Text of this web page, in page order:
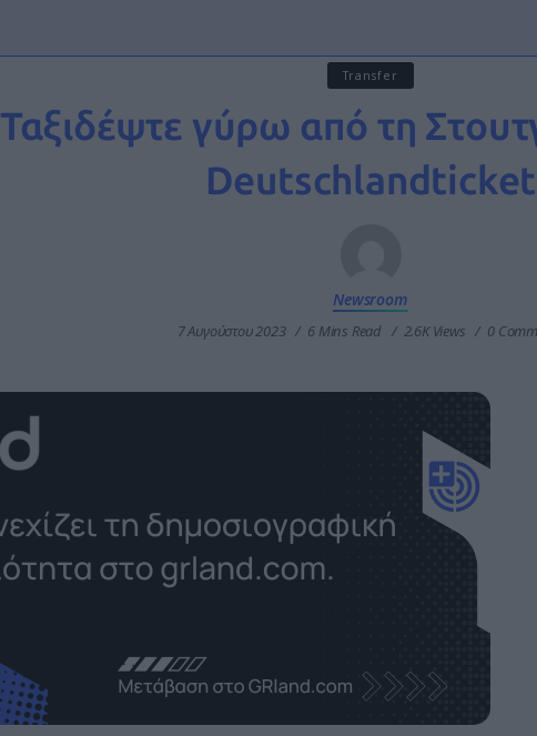
Transfer
Ταξιδέψτε γύρω από τη
Deutschlandticket
Newsroom
7 Αυγούστου 2023 6 Mins Read 2.6K Views 0